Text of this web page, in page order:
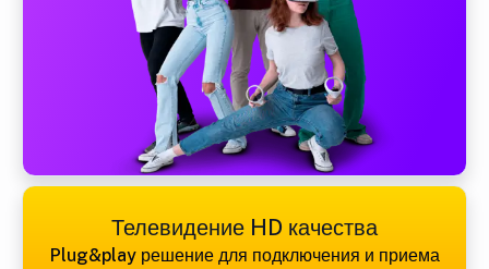
Телевидение HD качества
Plug&play решение для подключения и приема